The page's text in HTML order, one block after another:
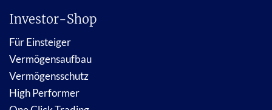
Investor-Shop
Für Einsteiger
Vermögensaufbau
Vermögensschutz
High Performer